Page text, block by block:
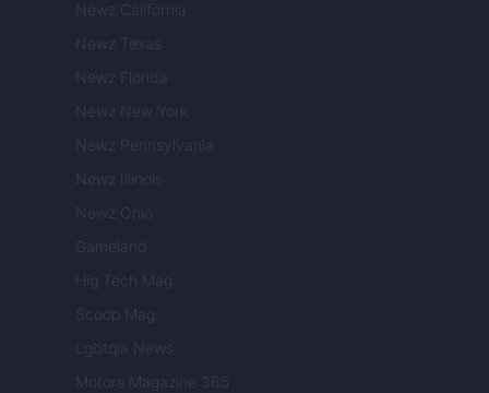
Newz California
Newz Texas
Newz Florida
Newz New York
Newz Pennsylvania
Newz Illinois
Newz Ohio
Gameland
Hig Tech Mag
Scoop Mag
Lgbtqia News
Motors Magazine 365